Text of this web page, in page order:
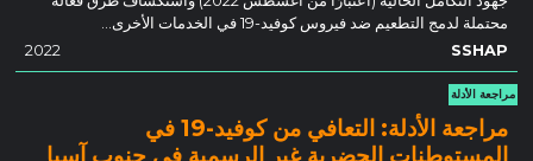
محتملة لدمج التطعيم ضد فيروس كوفيد-19 في الخدمات الأخرى...
SSHAP
2022
مراجعة الأدلة
مراجعة الأدلة: التعافي من كوفيد-19 في
المستوطنات الحضرية غير الرسمية في جنوب آسيا